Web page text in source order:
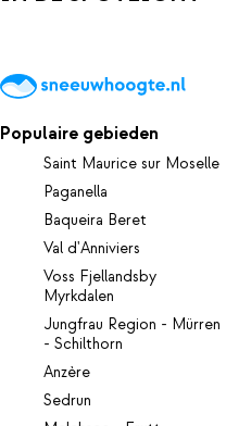
Populaire gebieden
Saint Maurice sur Moselle
Paganella
Baqueira Beret
Val d'Anniviers
Voss Fjellandsby
Myrkdalen
Jungfrau Region - Mürren
- Schilthorn
Anzère
Sedrun